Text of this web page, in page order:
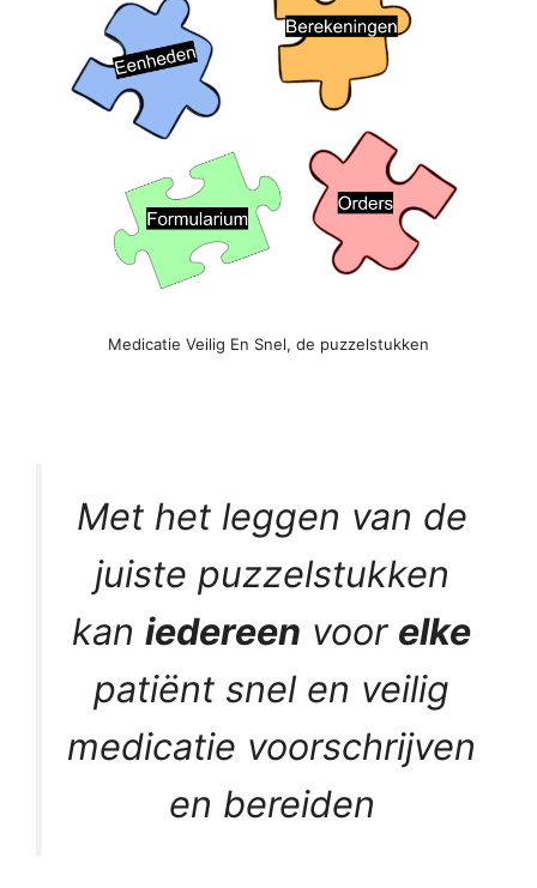
Medicatie Veilig En Snel, de puzzelstukken
Met het leggen van de
juiste puzzelstukken
kan iedereen voor elke
patiënt snel en veilig
medicatie voorschrijven
en bereiden